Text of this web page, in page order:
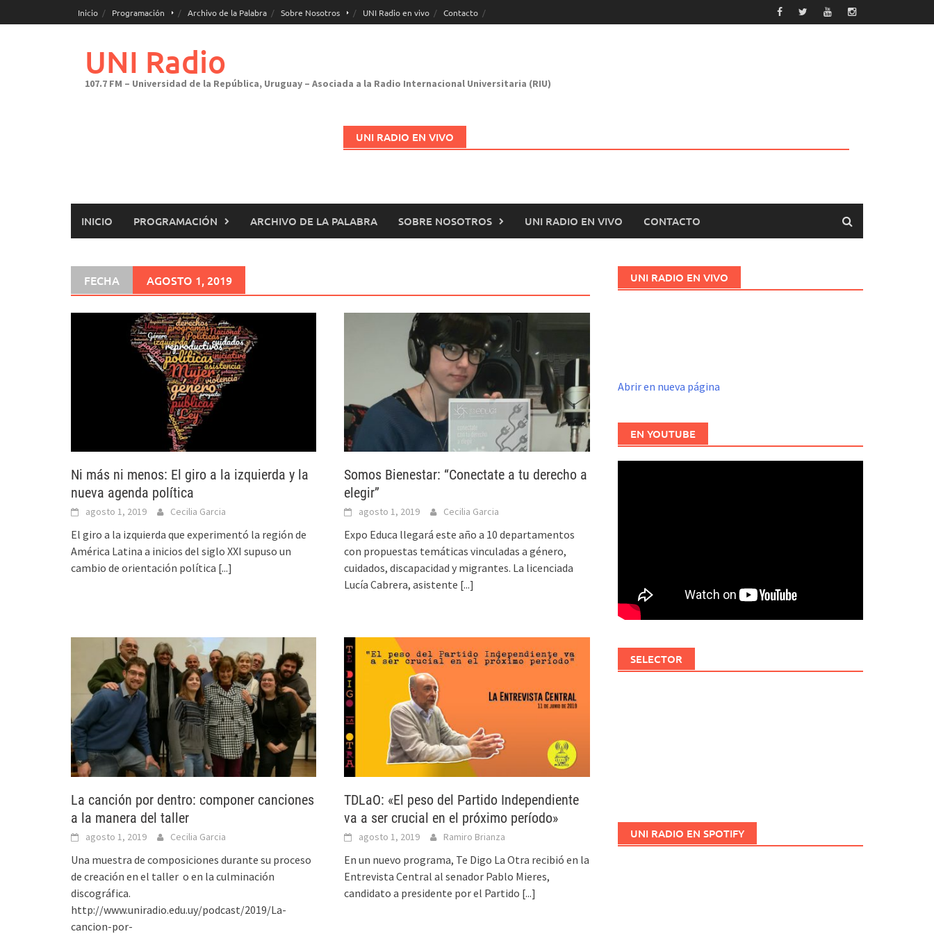
al
Inicio Programación Archivo de la Palabra Sobre Nosotros UNI Radio en vivo Contacto
UNI Radio
107.7 FM – Universidad de la República, Uruguay – Asociada a la Radio Internacional Universitaria (RIU)
UNI RADIO EN VIVO
INICIO PROGRAMACIÓN ARCHIVO DE LA PALABRA SOBRE NOSOTROS UNI RADIO EN VIVO CONTACTO
FECHA AGOSTO 1, 2019
Ni más ni menos: El giro a la izquierda y la
nueva agenda política
agosto 1, 2019 Cecilia Garcia
El giro a la izquierda que experimentó la región de
América Latina a inicios del siglo XXI supuso un
cambio de orientación política [...]
Somos Bienestar: “Conectate a tu derecho a
elegir”
agosto 1, 2019 Cecilia Garcia
Expo Educa llegará este año a 10 departamentos
con propuestas temáticas vinculadas a género,
cuidados, discapacidad y migrantes. La licenciada
Lucía Cabrera, asistente [...]
La canción por dentro: componer canciones
a la manera del taller
agosto 1, 2019 Cecilia Garcia
Una muestra de composiciones durante su proceso
de creación en el taller o en la culminación
discográfica.
http://www.uniradio.edu.uy/podcast/2019/La-
cancion-por-
TDLaO: «El peso del Partido Independiente
va a ser crucial en el próximo período»
agosto 1, 2019 Ramiro Brianza
En un nuevo programa, Te Digo La Otra recibió en la
Entrevista Central al senador Pablo Mieres,
candidato a presidente por el Partido [...]
UNI RADIO EN VIVO
Abrir en nueva página
EN YOUTUBE
SELECTOR
UNI RADIO EN SPOTIFY